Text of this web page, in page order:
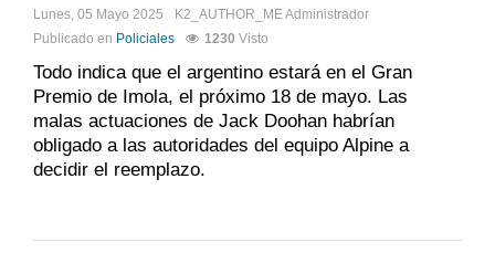
Lunes, 05 Mayo 2025 K2_AUTHOR_MEAdministrador
Publicado en Policiales 1230 Visto
Todo indica que el argentino estará en el Gran
Premio de Imola, el próximo 18 de mayo. Las
malas actuaciones de Jack Doohan habrían
obligado a las autoridades del equipo Alpine a
decidir el reemplazo.